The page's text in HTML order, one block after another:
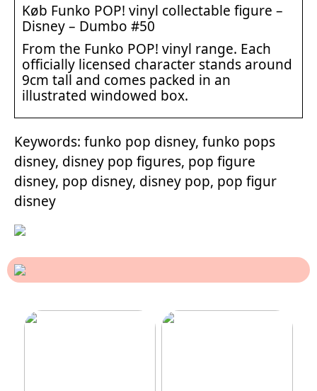
Køb Funko POP! vinyl collectable figure –
Disney – Dumbo #50
From the Funko POP! vinyl range. Each
officially licensed character stands around
9cm tall and comes packed in an
illustrated windowed box.
Keywords: funko pop disney, funko pops
disney, disney pop figures, pop figure
disney, pop disney, disney pop, pop figur
disney